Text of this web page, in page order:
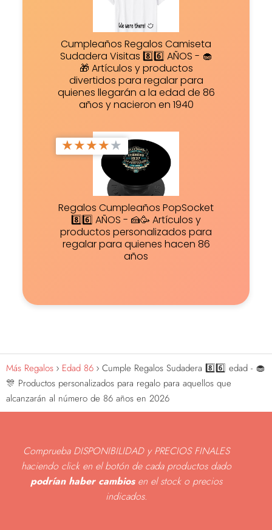
Cumpleaños Regalos Camiseta
Sudadera Visitas 8️⃣6️⃣ AÑOS - 🧁
🎁 Artículos y productos
divertidos para regalar para
quienes llegarán a la edad de 86
años y nacieron en 1940
★★★★★
Regalos Cumpleaños PopSocket
8️⃣6️⃣ AÑOS - 🍰🥳 Artículos y
productos personalizados para
regalar para quienes hacen 86
años
Más Regalos Edad 86
Cumple Regalos Sudadera 8️⃣6️⃣ edad - 🧁
🎊 Productos personalizados para regalo para aquellos que
alcanzarán al número de 86 años en 2026
Comprueba DISPONIBILIDAD y PRECIOS FINALES
haciendo click en el botón de cada productos dado
podrían haber cambiosen el stock o precios
indicados.